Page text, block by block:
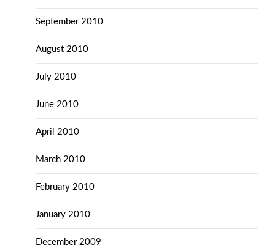
September 2010
August 2010
July 2010
June 2010
April 2010
March 2010
February 2010
January 2010
December 2009